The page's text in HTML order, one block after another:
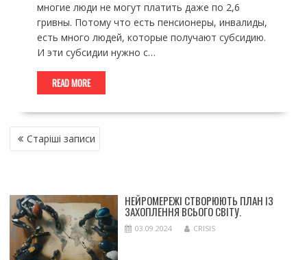
многие люди не могут платить даже по 2,6
гривны. Потому что есть пенсионеры, инвалиды,
есть много людей, которые получают субсидию.
И эти субсидии нужно с…
READ MORE
НАВІГАЦІЯ
ЗА Старіші записи
НЕЙРОМЕРЕЖІ СТВОРЮЮТЬ ПЛАН ІЗ
ЗАХОПЛЕННЯ ВСЬОГО СВІТУ.
03.09.2024 CRISIS